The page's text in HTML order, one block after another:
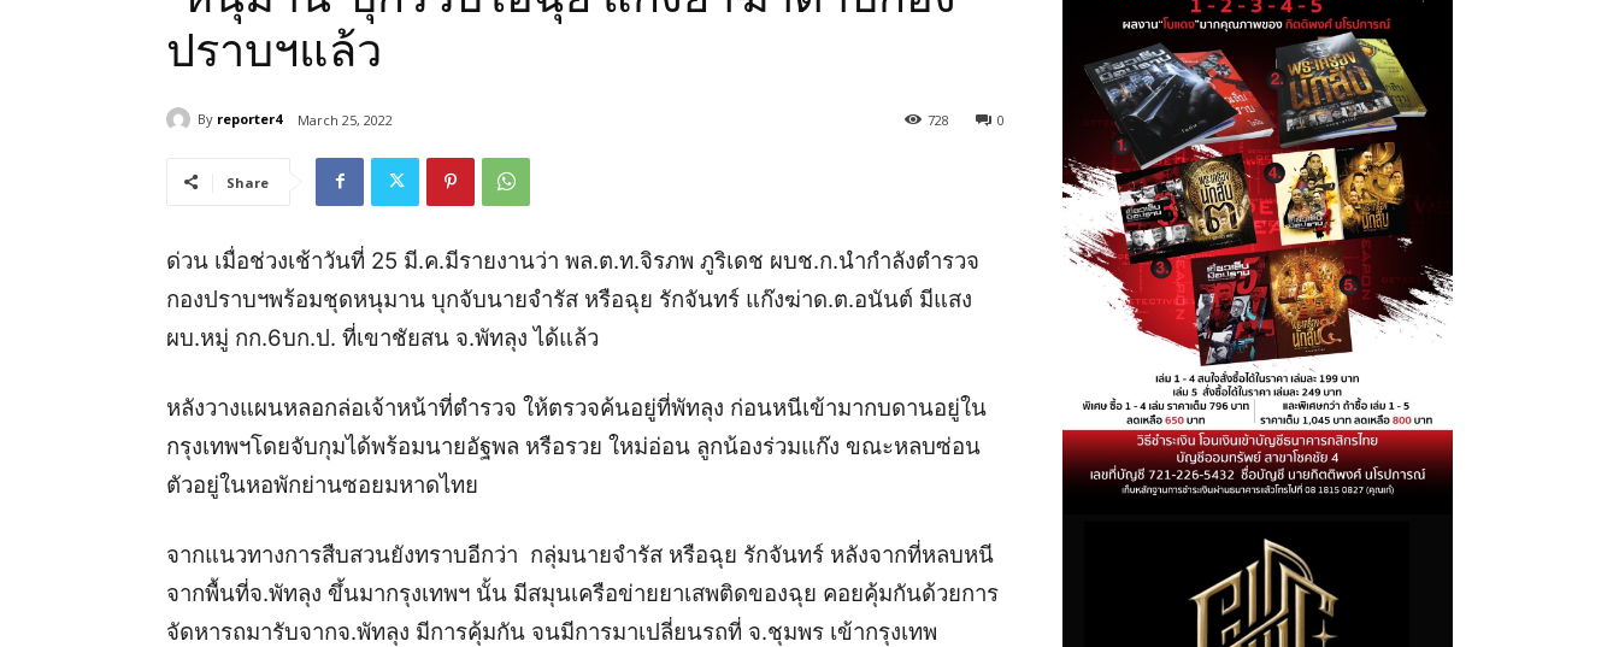
ปราบฯแล้ว
By reporter4 March 25, 2022 0
728
Share
ด่วน เมื่อช่วงเช้าวันที่ 25 มี.ค.มีรายงานว่า พล.ต.ท.จิรภพ ภูริเดช ผบช.ก.นำกำลังตำรวจ
กองปราบฯพร้อมชุดหนุมาน บุกจับนายจำรัส หรือฉุย รักจันทร์ แก๊งฆ่าด.ต.อนันต์ มีแสง
ผบ.หมู่ กก.6บก.ป. ที่เขาชัยสน จ.พัทลุง ได้แล้ว
หลังวางแผนหลอกล่อเจ้าหน้าที่ตำรวจ ให้ตรวจค้นอยู่ที่พัทลุง ก่อนหนีเข้ามากบดานอยู่ใน
กรุงเทพฯโดยจับกุมได้พร้อมนายอัฐพล หรือรวย ใหม่อ่อน ลูกน้องร่วมแก๊ง ขณะหลบซ่อน
ตัวอยู่ในหอพักย่านซอยมหาดไทย
จากแนวทางการสืบสวนยังทราบอีกว่า กลุ่มนายจำรัส หรือฉุย รักจันทร์ หลังจากที่หลบหนี
จากพื้นที่จ.พัทลุง ขึ้นมากรุงเทพฯ นั้น มีสมุนเครือข่ายยาเสพติดของฉุย คอยคุ้มกันด้วยการ
จัดหารถมารับจากจ.พัทลุง มีการคุ้มกัน จนมีการมาเปลี่ยนรถที่ จ.ชุมพร เข้ากรุงเทพ